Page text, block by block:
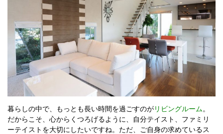
暮らしの中で、もっとも長い時間を過ごすのがリビングルーム。
だからこそ、心からくつろげるように、自分テイスト、ファミリ
ーテイストを大切にしたいですね。ただ、ご自身の求めているス